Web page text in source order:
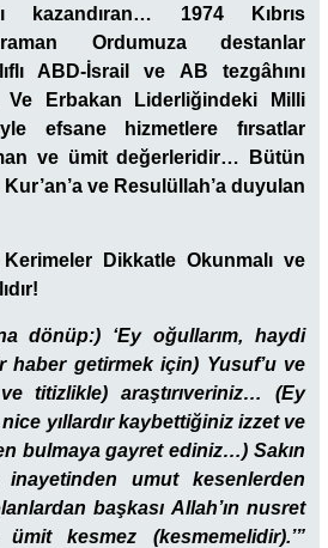
kazandıran… 1974 Kıbrıs
Ordumuza destanlar
ABD-İsrail ve AB tezgâhını
Erbakan Liderliğindeki Milli
efsane hizmetlere fırsatlar
ve ümit değerleridir… Bütün
ve Resulüllah’a duyulan
Dikkatle Okunmalı ve
dönüp:) ‘Ey oğullarım, haydi
haber getirmek için) Yusuf’u ve
titizlikle) araştırıveriniz… (Ey
yıllardır kaybettiğiniz izzet ve
bulmaya gayret ediniz…) Sakın
inayetinden umut kesenlerden
başkası Allah’ın nusret
kesmez (kesmemelidir).’”